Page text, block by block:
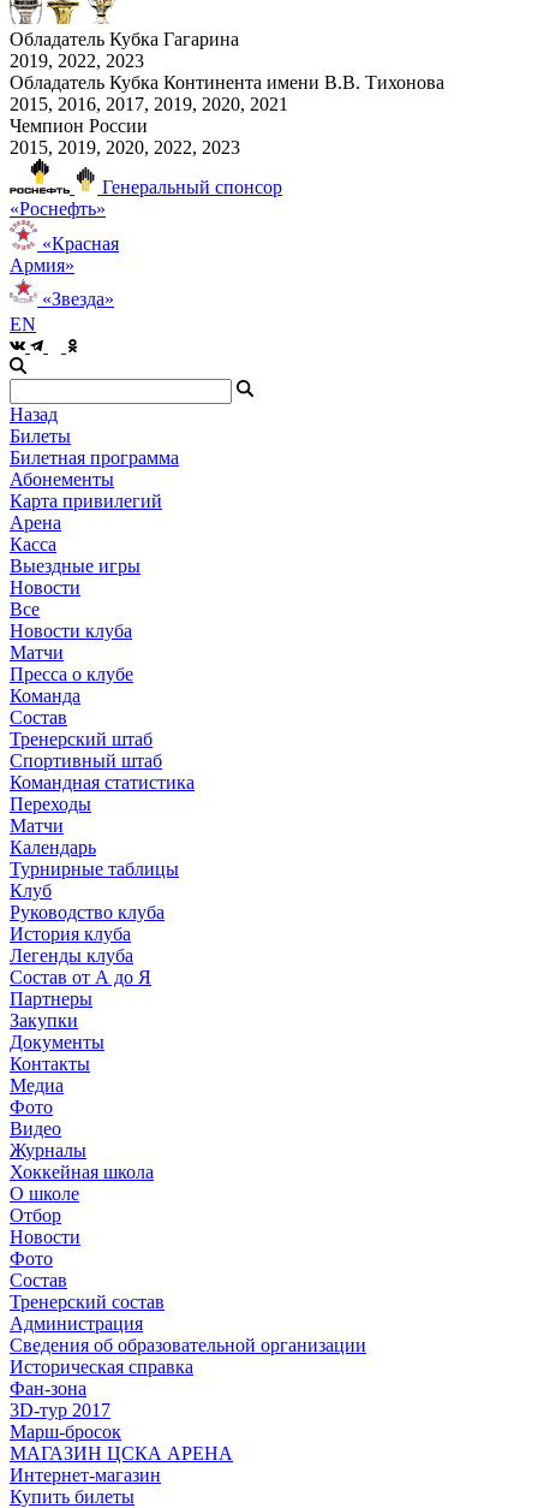
Обладатель Кубка Гагарина
2019, 2022, 2023
Обладатель Кубка Континента имени В.В. Тихонова
2015, 2016, 2017, 2019, 2020, 2021
Чемпион России
2015, 2019, 2020, 2022, 2023
Генеральный спонсор
«Роснефть»
«Красная
Армия»
«Звезда»
EN
Назад
Билеты
Билетная программа
Абонементы
Карта привилегий
Арена
Касса
Выездные игры
Новости
Все
Новости клуба
Матчи
Пресса о клубе
Команда
Состав
Тренерский штаб
Спортивный штаб
Командная статистика
Переходы
Матчи
Календарь
Турнирные таблицы
Клуб
Руководство клуба
История клуба
Легенды клуба
Состав от А до Я
Партнеры
Закупки
Документы
Контакты
Медиа
Фото
Видео
Журналы
Хоккейная школа
О школе
Отбор
Новости
Фото
Состав
Тренерский состав
Администрация
Сведения об образовательной организации
Историческая справка
Фан-зона
3D-тур 2017
Марш-бросок
МАГАЗИН ЦСКА АРЕНА
Интернет-магазин
Купить билеты